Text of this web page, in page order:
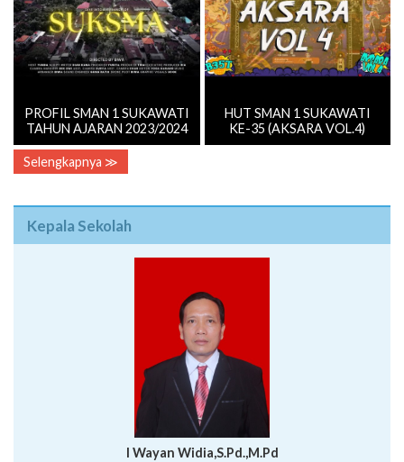
PROFIL SMAN 1 SUKAWATI
TAHUN AJARAN 2023/2024
HUT SMAN 1 SUKAWATI
KE-35 (AKSARA VOL.4)
Selengkapnya ≫
Kepala Sekolah
I Wayan Widia,S.Pd.,M.Pd